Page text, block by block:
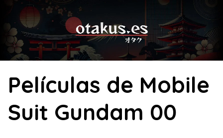
content
Películas de Mobile
Suit Gundam 00